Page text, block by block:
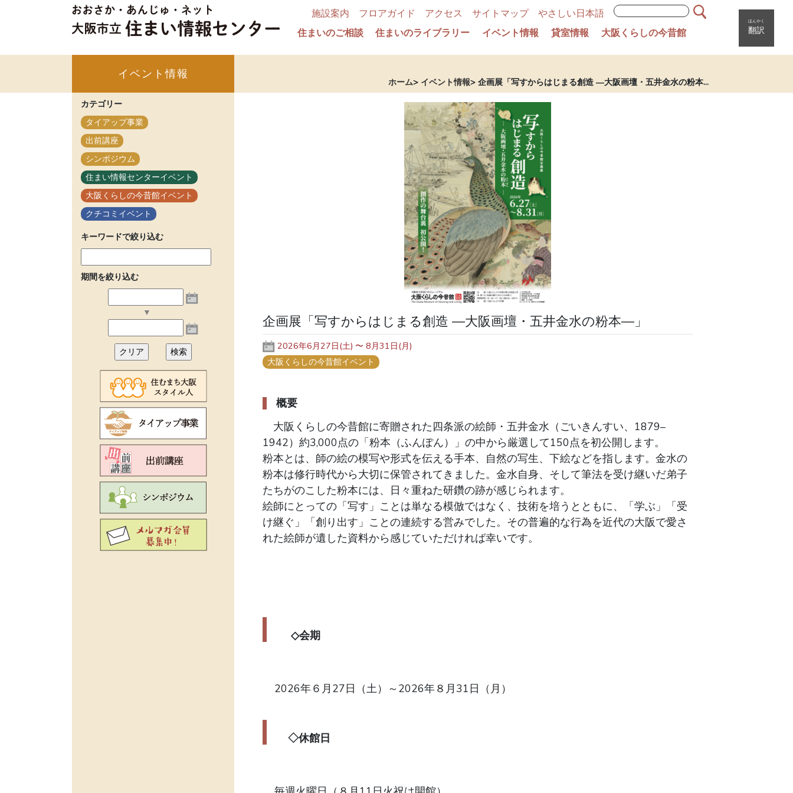
施設案内 フロアガイド アクセス サイトマップ
やさしい日本語
住まいのご相談
住まいのライブラリー イベント情報 貸室情報 大阪くらしの今昔館 翻訳
ほんやく
イベント情報
ホーム イベント情報
企画展「写すからはじまる創造 ―大阪画壇・五井金水の粉本
―」
カテゴリー
タイアップ事業
出前講座
シンポジウム
住まい情報センターイベント
大阪くらしの今昔館イベント
クチコミイベント
キーワードで絞り込む
期間を絞り込む
企画展「写すからはじまる創造 ―大阪画壇・五井金水の粉本―」
2026年6月27日(土) 〜 8月31日(月)
大阪くらしの今昔館イベント
概要
大阪くらしの今昔館に寄贈された四条派の絵師・五井金水（ごいきんすい、1879–
1942）約3,000点の「粉本（ふんぽん）」の中から厳選して150点を初公開します。
粉本とは、師の絵の模写や形式を伝える手本、自然の写生、下絵などを指します。金水の
粉本は修行時代から大切に保管されてきました。金水自身、そして筆法を受け継いだ弟子
たちがのこした粉本には、日々重ねた研鑽の跡が感じられます。
絵師にとっての「写す」ことは単なる模倣ではなく、技術を培うとともに、「学ぶ」「受
け継ぐ」「創り出す」ことの連続する営みでした。その普遍的な行為を近代の大阪で愛さ
れた絵師が遺した資料から感じていただければ幸いです。
     ◇
会期
◇休館日